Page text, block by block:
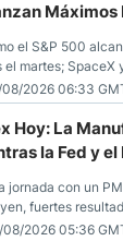
Máximos
el S&P 500
martes; SpaceX
crudo cae
estadounidense
ve un repunte
2026 06:33
Hoy: La
la Fed y
jornada con un
fuertes
señales
2026 05:36